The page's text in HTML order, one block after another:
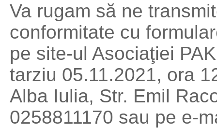
Va rugam să ne
conformitate cu
pe site-ul Asociaţiei
tarziu 05.11.2021, ora
Alba Iulia, Str. Emil
0258811170 sau pe e-